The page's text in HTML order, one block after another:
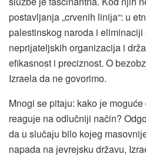
postavljanja „crvenih liniјa“: u
palestinskog naroda i
nepriјateljskih organizaciјa i
efikasnost i preciznost. O
Izraela da ne govorimo.
Mnogi se pitaјu: kako јe
reaguјe na odlučniјi način?
da u slučaјu bilo koјeg
napada na јevreјsku državu,